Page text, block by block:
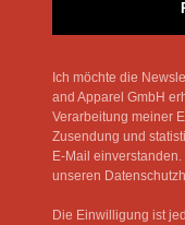
Ich möchte die
and Apparel GmbH
Verarbeitung meiner
Zusendung und
E-Mail
unseren
Die Einwilligung ist